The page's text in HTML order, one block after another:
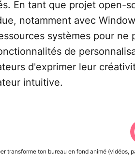
En tant que projet open-
notamment avec
systèmes pour ne
de
d'exprimer leur
intuitive.
transforme ton bureau en fond animé (vidéos,